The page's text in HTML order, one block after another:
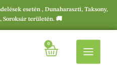
esetén , Dunaharaszti, Taksony,
Soroksár területén. 🚚
0